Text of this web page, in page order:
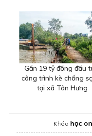
Gần 19 tỷ đồng đầu
công trình kè chống
tại xã Tân Hưng
Khóa học